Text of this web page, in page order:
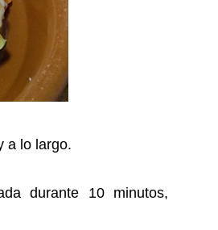
a lo largo.
durante 10 minutos,